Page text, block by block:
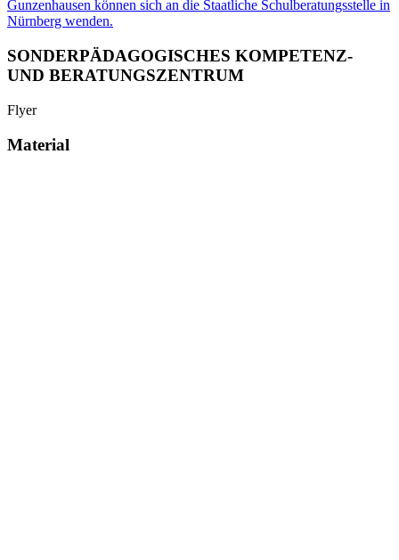
Gunzenhausen können sich an die Staatliche Schulberatungsstelle in
Nürnberg wenden.
SONDERPÄDAGOGISCHES KOMPETENZ-
UND BERATUNGSZENTRUM
Flyer
Material